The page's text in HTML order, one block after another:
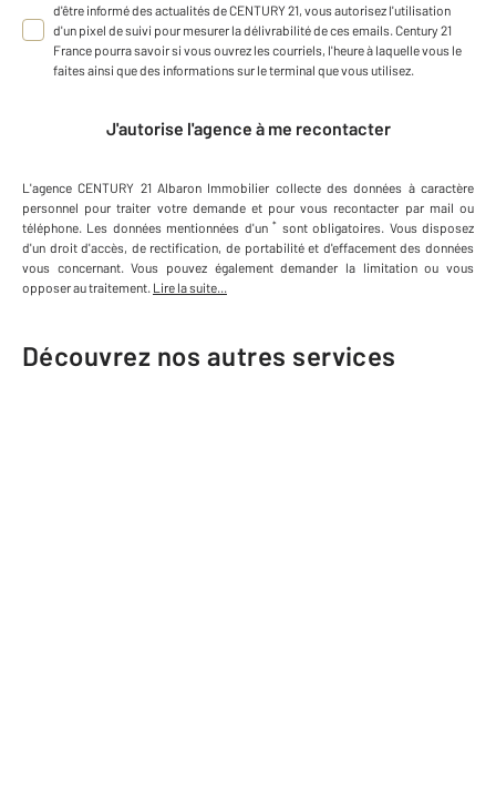
d'être informé des actualités de CENTURY 21, vous autorisez l'utilisation
d'un pixel de suivi pour mesurer la délivrabilité de ces emails. Century 21
France pourra savoir si vous ouvrez les courriels, l'heure à laquelle vous le
faites ainsi que des informations sur le terminal que vous utilisez.
J'autorise l'agence à me recontacter
L'agence CENTURY 21 Albaron Immobilier collecte des données à caractère
personnel pour traiter votre demande et pour vous recontacter par mail ou
téléphone. Les données mentionnées d'un * sont obligatoires. Vous disposez
d'un droit d'accès, de rectification, de portabilité et d'effacement des données
vous concernant. Vous pouvez également demander la limitation ou vous
opposer au traitement. Lire la suite...
Découvrez nos autres services